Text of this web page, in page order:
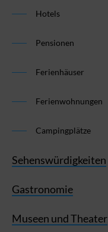
Hotels
Pensionen
Ferienhäuser
Ferienwohnungen
Campingplätze
Sehenswürdigkeiten
Gastronomie
Museen und Theater